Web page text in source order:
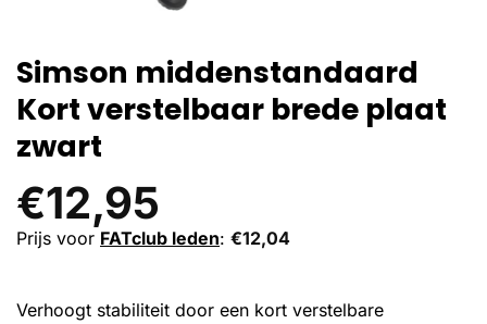
Simson middenstandaard
Kort verstelbaar brede plaat
zwart
€12,95
Prijs voor FATclub leden: €12,04
Verhoogt stabiliteit door een kort verstelbare